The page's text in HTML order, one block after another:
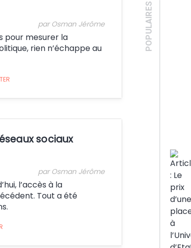
par Osman Jérôme
pour mesurer la
rien n’échappe au
sociaux
par Osman Jérôme
l’accès à la
Tout a été
POPULAIRES